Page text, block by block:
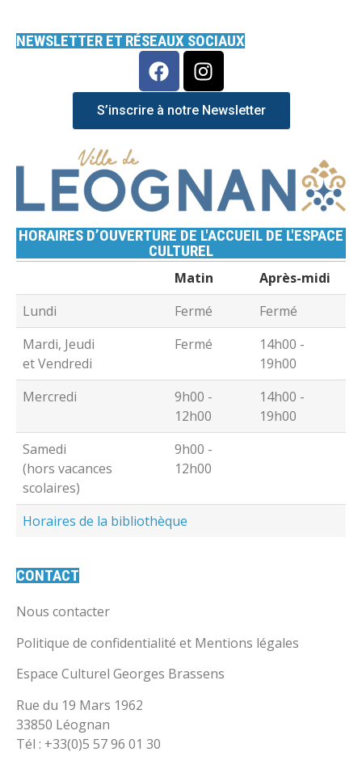
NEWSLETTER ET RÉSEAUX SOCIAUX
S’inscrire à notre Newsletter
HORAIRES D’OUVERTURE DE L'ACCUEIL DE L'ESPACE
CULTUREL
Matin
Après-midi
Lundi
Fermé
Fermé
Mardi, Jeudi
et Vendredi
Fermé
14h00 -
19h00
Mercredi
9h00 -
12h00
14h00 -
19h00
Samedi
(hors vacances
scolaires)
9h00 -
12h00
Horaires de la bibliothèque
CONTACT
Nous contacter
Politique de confidentialité et Mentions légales
Espace Culturel Georges Brassens
Rue du 19 Mars 1962
33850 Léognan
Tél : +33(0)5 57 96 01 30